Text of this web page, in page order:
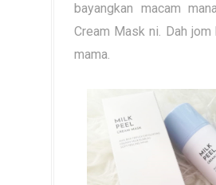
bayangkan macam
Cream Mask ni. Dah
mama.